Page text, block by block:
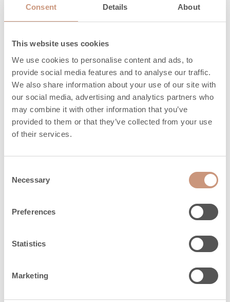
Consent Details About
This website uses cookies
We use cookies to personalise content and ads, to
provide social media features and to analyse our traffic.
We also share information about your use of our site with
our social media, advertising and analytics partners who
may combine it with other information that you’ve
provided to them or that they’ve collected from your use
of their services.
Selection
Necessary
Preferences
Statistics
Marketing
PALVELUT
tarpeidesi mukaan
Panostamme palvelun helppouteen. Tulitikut
käteen -lupauksemme on merkki sinulle
vaivattomuudesta.
LUE LISÄÄ